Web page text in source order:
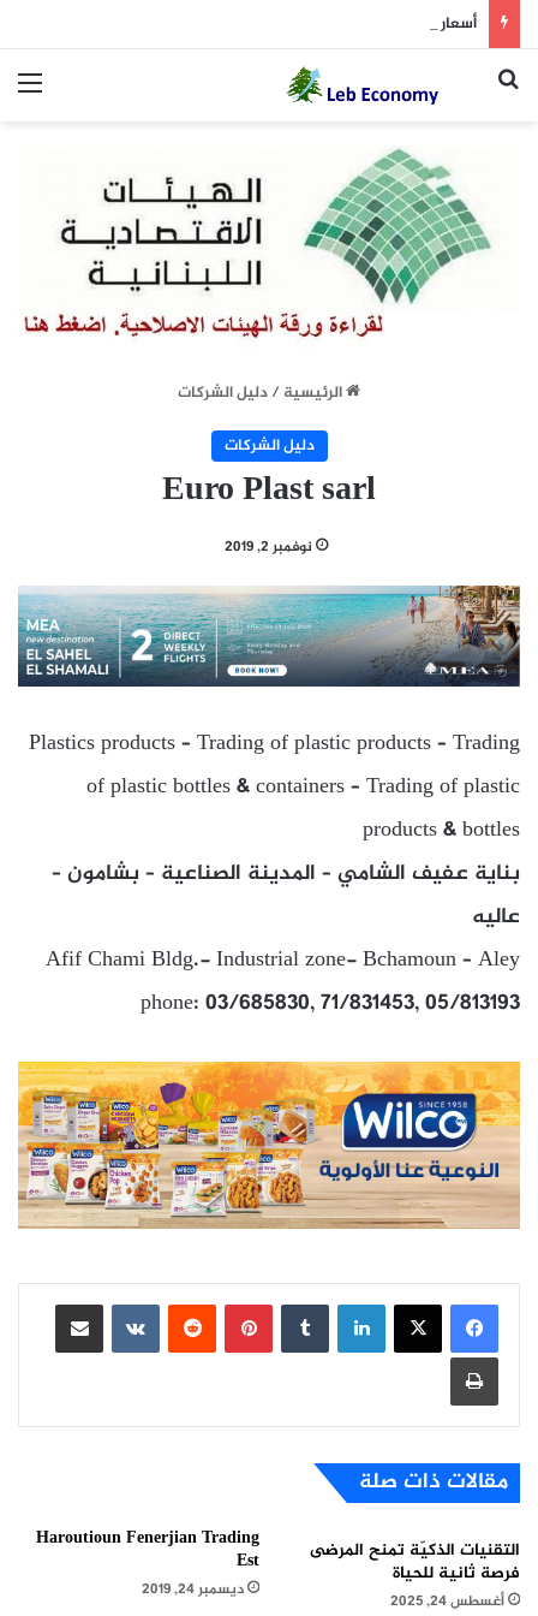
بحث عن
الرئيسية/دليل الشركات
دليل الشركات
Euro Plast sarl
نوفمبر 2, 2019
Plastics products – Trading of plastic products – Trading
of plastic bottles & containers – Trading of plastic
products & bottles
بناية عفيف الشامي – المدينة الصناعية – بشامون –
عاليه
Afif Chami Bldg.- Industrial zone- Bchamoun – Aley
phone: 03/685830, 71/831453, 05/813193
لينكدإن بينتيريست
مشاركة عبر البريد
طباعة
مقالات ذات صلة
التقنيات الذكيّة تمنح المرضى
فرصة ثانية للحياة
أغسطس 24, 2025
Haroutioun Fenerjian Trading
Est
ديسمبر 24, 2019